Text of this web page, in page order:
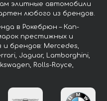
элитные автомобили
любого из брендов.
в Рокебрюн – Кап-
престижных и
брендов: Mercedes,
Jaguar, Lamborghini,
Rolls-Royce,